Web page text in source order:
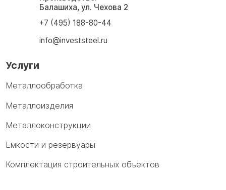
Балашиха, ул. Чехова 2
+7 (495) 188-80-44
info@investsteel.ru
Услуги
Металлообработка
Металлоизделия
Металлоконструкции
Емкости и резервуары
Комплектация строительных объектов